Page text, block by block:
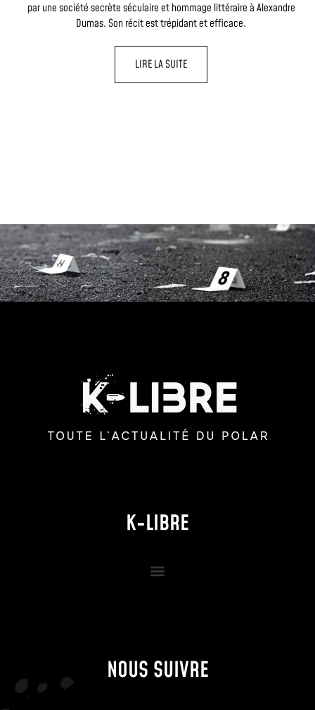
par une société secrète séculaire et hommage littéraire à Alexandre
Dumas. Son récit est trépidant et efficace.
LIRE LA SUITE
K-LIBRE
NOUS SUIVRE